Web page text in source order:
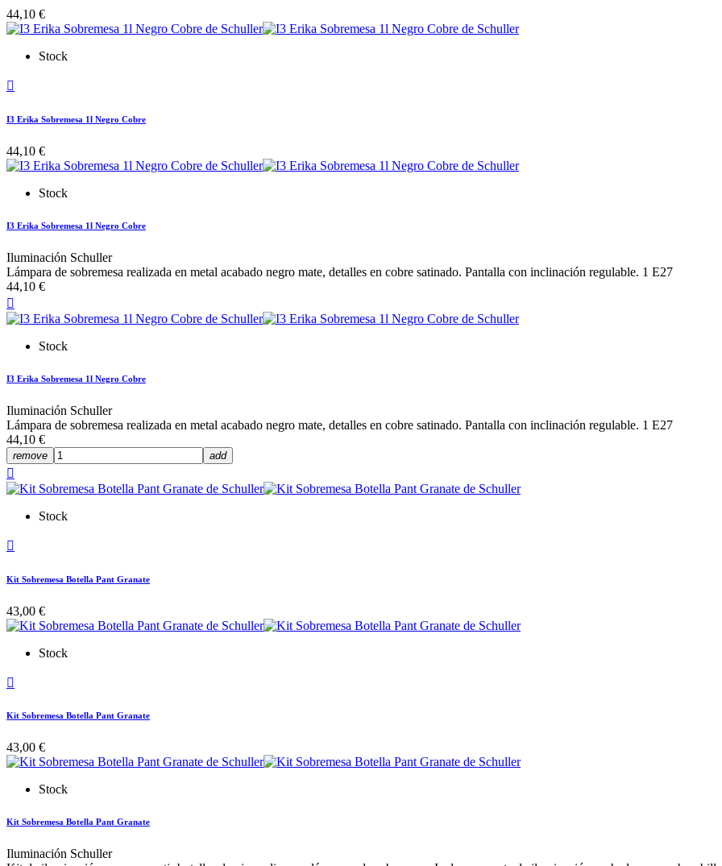
44,10 €
Stock

I3 Erika Sobremesa 1l Negro Cobre
44,10 €
Stock
I3 Erika Sobremesa 1l Negro Cobre
Iluminación Schuller
Lámpara de sobremesa realizada en metal acabado negro mate, detalles en cobre satinado. Pantalla con inclinación regulable. 1 E27
44,10 €

Stock
I3 Erika Sobremesa 1l Negro Cobre
Iluminación Schuller
Lámpara de sobremesa realizada en metal acabado negro mate, detalles en cobre satinado. Pantalla con inclinación regulable. 1 E27
44,10 €
remove add

Stock

Kit Sobremesa Botella Pant Granate
43,00 €
Stock

Kit Sobremesa Botella Pant Granate
43,00 €
Stock
Kit Sobremesa Botella Pant Granate
Iluminación Schuller